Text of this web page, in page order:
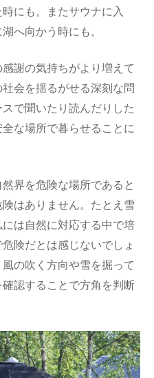
にも。またサウナに入
へ向かう時にも。
謝の気持ちがより増えて
会を揺るがせる深刻な問
で聞いたり読んだりした
な場所で暮らせることに
界を危険な場所であると
はありません。たとえ雪
は自然に対応する中で培
険だとは感じないでしょ
の吹く方向や雪を掘って
認することで方角を判断